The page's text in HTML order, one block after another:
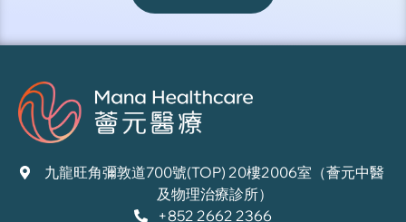
九龍旺角彌敦道700號(TOP) 20樓2006室（薈元中醫
及物理治療診所）
+852 2662 2366